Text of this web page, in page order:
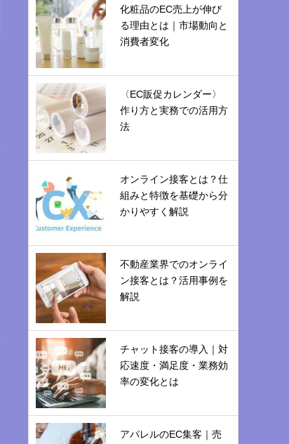
化粧品のEC売上が伸び
る理由とは｜市場動向と
消費者変化
〈EC販促カレンダー〉
作り方と実務での活用方
法
オンライン接客とは？仕
組みと特徴を基礎から分
かりやすく解説
不動産業界でのオンライ
ン接客とは？活用事例を
解説
チャット接客の導入｜対
応速度・満足度・業務効
率の変化とは
アパレルのEC集客｜売